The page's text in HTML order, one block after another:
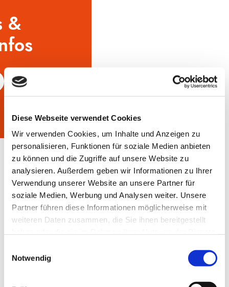
Diese Webseite verwendet Cookies
Wir verwenden Cookies, um Inhalte und Anzeigen zu
personalisieren, Funktionen für soziale Medien anbieten
zu können und die Zugriffe auf unsere Website zu
analysieren. Außerdem geben wir Informationen zu Ihrer
Verwendung unserer Website an unsere Partner für
soziale Medien, Werbung und Analysen weiter. Unsere
Partner führen diese Informationen möglicherweise mit
weiteren Daten zusammen, die Sie ihnen bereitgestellt
Notwendig
&